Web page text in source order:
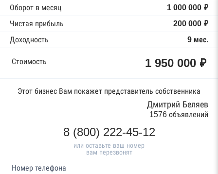
Оборот в месяц
1 000 000 ₽
Чистая прибыль
200 000 ₽
Доходность
9 мес.
Стоимость 1 950 000 ₽
Этот бизнес Вам покажет представитель собственника
Дмитрий Беляев
1576 объявлений
8 (800) 222-45-12
или оставьте ваш номер
вам перезвонят
Номер телефона